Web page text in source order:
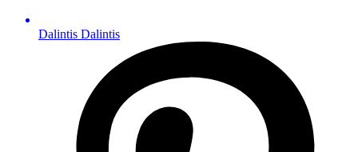
Dalintis Dalintis